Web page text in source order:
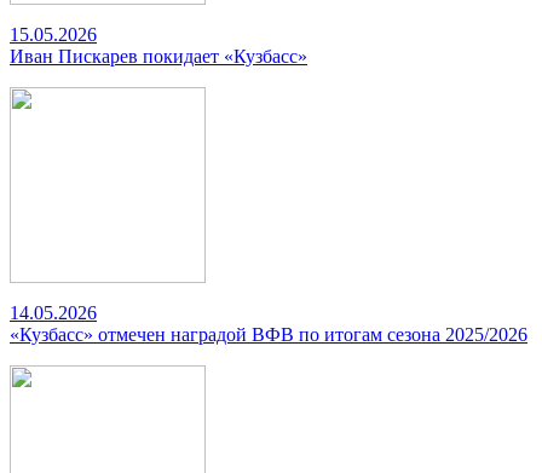
15.05.2026
Иван Пискарев покидает «Кузбасс»
14.05.2026
«Кузбасс» отмечен наградой ВФВ по итогам сезона 2025/2026